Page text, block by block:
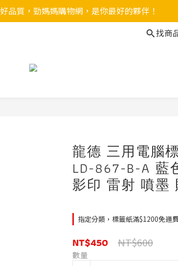
品質，勁媽媽購物網，是你最好的夥伴！
找商
龍德 三用電腦
LD-867-B-A 藍
影印 雷射 噴墨
指定分類，標籤紙滿$1200免運
NT$450 NT$600
數量